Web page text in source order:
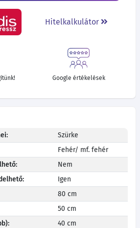
Hitelkalkulátor
Google értékelések
Szürke
Fehér/ mf. fehér
Nem
Igen
80 cm
50 cm
40 cm